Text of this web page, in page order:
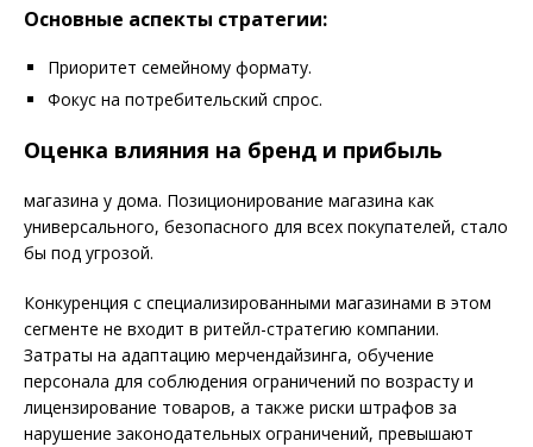
Основные аспекты стратегии:
Приоритет семейному формату.
Фокус на потребительский спрос.
Оценка влияния на бренд и прибыль
магазина у дома. Позиционирование магазина как
универсального, безопасного для всех покупателей, стало
бы под угрозой.
Конкуренция с специализированными магазинами в этом
сегменте не входит в ритейл-стратегию компании.
Затраты на адаптацию мерчендайзинга, обучение
персонала для соблюдения ограничений по возрасту и
лицензирование товаров, а также риски штрафов за
нарушение законодательных ограничений, превышают